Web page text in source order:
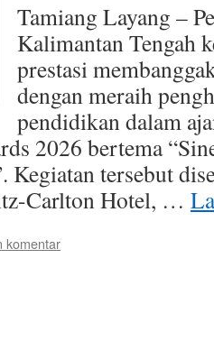
Tamiang Layang –
Kalimantan Tengah
prestasi
dengan meraih
pendidikan dalam
2026 bertema
Kegiatan tersebut
Carlton Hotel, …
komentar